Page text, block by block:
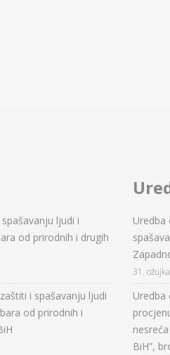
ljudi i
od prirodnih i drugih
i spašavanju ljudi
od prirodnih i
Uredba
31.
BiH”,